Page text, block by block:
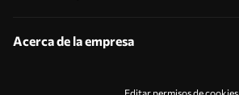
Acerca de la empresa
Editar permisos de cookies